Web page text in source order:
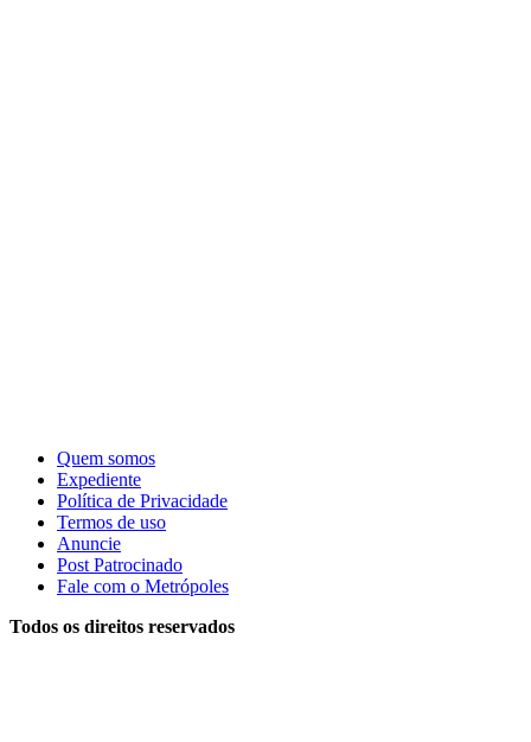
Quem somos
Expediente
Política de Privacidade
Termos de uso
Anuncie
Post Patrocinado
Fale com o Metrópoles
Todos os direitos reservados